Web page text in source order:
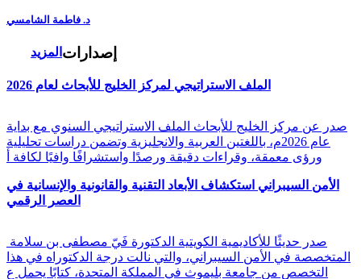
د. فاطمة الشامسي
المزيد إصدارات
الملف الاستراتيجي لمركز الخليج للأبحاث لعام 2026
صدر عن مركز الخليج للأبحاث الملف الاستراتيجي السنوي مع بداية
عام 2026م، باللغتين العربية والانجليزية وتضمن دراسات تحليلية
ورؤى معمقة، وقراءات دقيقة ورصدًا واستشرافًا وافيًا لكافة أ
الأمن السيبراني استكشاف الأبعاد التقنية والقانونية والإنسانية في
العصر الرقمي
المتخصصة في الأمن السيبراني، والتي نالت درجة الدكتوراه في هذا
التخصص من جامعة بليموث في المملكة المتحدة، كتابًا يحمل ع